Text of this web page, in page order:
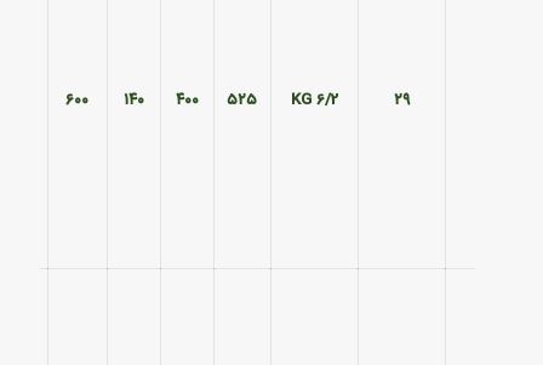
۲۹ 6/2 KG ۵۲۵ ۴۰۰ ۱۴۰ ۶۰۰